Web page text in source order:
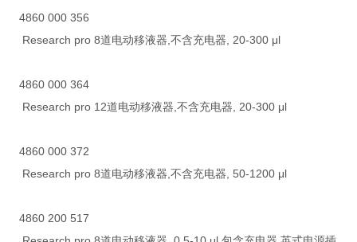
4860 000 356
Research pro 8道电动移液器,不含充电器, 20-300 μl
4860 000 364
Research pro 12道电动移液器,不含充电器, 20-300 μl
4860 000 372
Research pro 8道电动移液器,不含充电器, 50-1200 μl
4860 200 517